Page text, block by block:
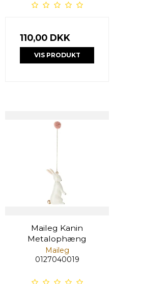
110,00 DKK
VIS PRODUKT
Maileg Kanin
Metalophæng
Maileg
0127040019